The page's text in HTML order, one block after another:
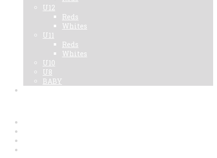
U12
Reds
Whites
U11
Reds
Whites
U10
U8
BABY